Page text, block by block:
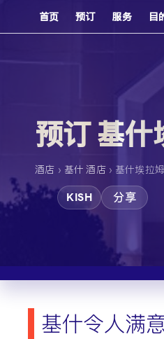
首页 预订 服务 目
预订 基什
酒店 › 基什 酒店 › 基什埃拉
KISH 分享
基什令人满